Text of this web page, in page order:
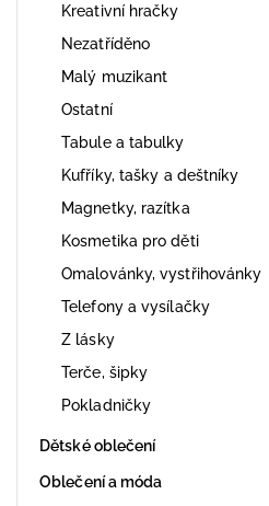
Kreativní hračky
Nezatříděno
Malý muzikant
Ostatní
Tabule a tabulky
Kufříky, tašky a deštníky
Magnetky, razítka
Kosmetika pro děti
Omalovánky, vystřihovánky
Telefony a vysílačky
Z lásky
Terče, šipky
Pokladničky
Dětské oblečení
Oblečení a móda